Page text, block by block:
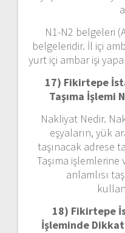
N1-N2 belgeleri
belgeleridir. İl içi
yurt içi ambar işi
17) Fikirtepe
Taşıma İşlemi
Nakliyat Nedir.
eşyaların, yük
taşınacak adrese
Taşıma
anlamlısı
18) Fikirtepe
İşleminde